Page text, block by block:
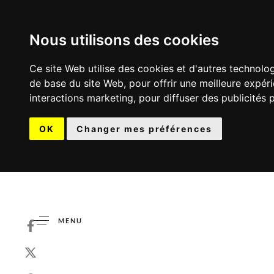
Nous utilisons des cookies
Ce site Web utilise des cookies et d'autres
de base du site Web, pour offrir une meilleure
interactions marketing, pour diffuser des publicités
OK Changer mes préférences
MENU